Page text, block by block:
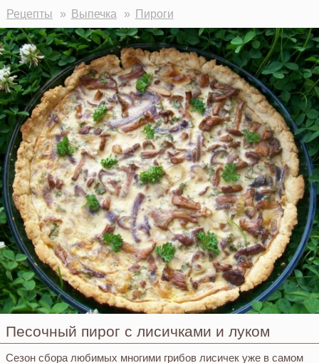
Рецепты Выпечка Пироги
Песочный пирог с лисичками и луком
Сезон сбора любимых многими грибов лисичек уже в самом